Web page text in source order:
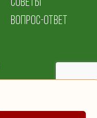
ВОПРОС-ОТВЕТ